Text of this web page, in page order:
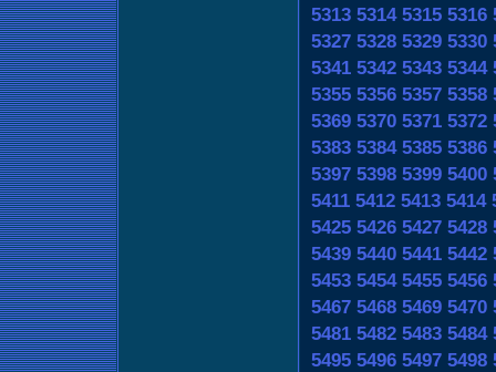
5313 5314 5315 5316
5327 5328 5329 5330
5341 5342 5343 5344
5355 5356 5357 5358
5369 5370 5371 5372
5383 5384 5385 5386
5397 5398 5399 5400
5411 5412 5413 5414
5425 5426 5427 5428
5439 5440 5441 5442
5453 5454 5455 5456
5467 5468 5469 5470
5481 5482 5483 5484
5495 5496 5497 5498